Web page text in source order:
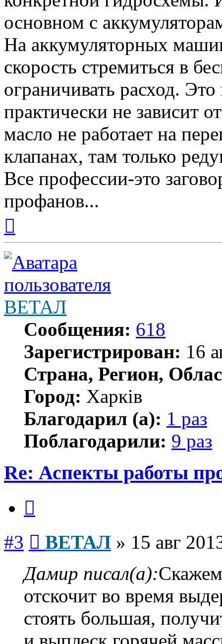
основном с
На аккумуляторных
скорость стремиться в
ограничивать расход. Это
практически не зависит
масло не работает на
клапанах, там только
Все профессии-это
профанов...
началу
ВЕТАЛ
Сообщения: 618
Зарегистрирован: 16
Страна, Регион,
Город: Харків
Благодарил (а): 1 раз
Поблагодарили: 9 раз
Re: Аспекты работы
#3 ВЕТАЛ » 15 авг
Дамир писал(а):
отскочит во время
стоять большая,